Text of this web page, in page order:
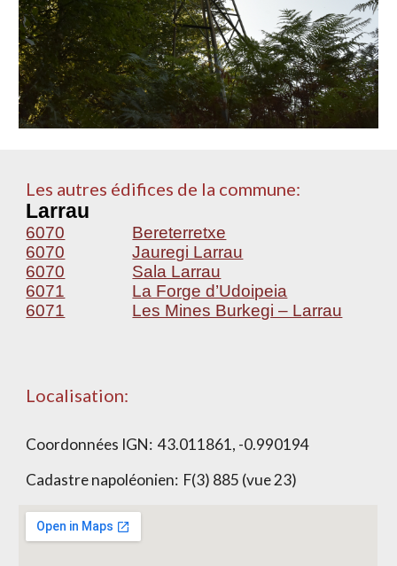
Les autres édifices de la commune:
Larrau
6070
Bereterretxe
6070
Jauregi Larrau
6070
Sala Larrau
6071
La Forge d’Udoipeia
6071
Les Mines Burkegi – Larrau
Localisation:
Coordonnées IGN: 43.011861, -0.990194
Cadastre napoléonien: F(3) 885 (vue 23)